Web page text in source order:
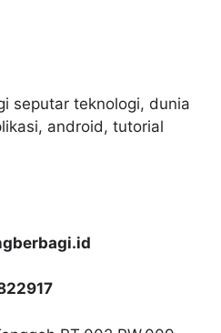
seputar teknologi, dunia
android, tutorial